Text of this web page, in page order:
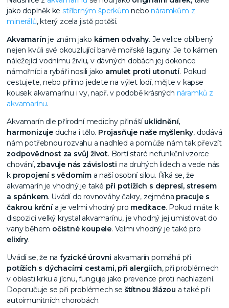
jako doplněk ke stříbrným šperkům nebo náramkům z
minerálů, který zcela jistě potěší.
Akvamarín je znám jako kámen odvahy. Je velice oblíbený
nejen kvůli své okouzlující barvě mořské laguny. Je to kámen
náležející vodnímu živlu, v dávných dobách jej dokonce
námořníci a rybáři nosili jako amulet proti utonutí. Pokud
cestujete, nebo přímo jedete na výlet lodí, mějte v kapse
kousek akvamarínu i vy, např. v podobě krásných náramků z
akvamarínu.
Akvamarín dle přírodní medicíny přinášíuklidnění,
harmonizujeducha i tělo. Projasňuje naše myšlenky, dodává
nám potřebnou rozvahu a nadhled a pomůže nám tak převzít
zodpovědnost za svůj život. Bortí staré nefunkční vzorce
chování, zbavuje nás závislosti na druhých lidech a vede nás
k propojení s vědomíma naší osobní silou. Říká se, že
akvamarín je vhodný je také při potížích s depresí, stresem
a spánkem. Uvádí do rovnováhy čakry, zejména pracuje s
čakrou krčnía je velmi vhodný pro meditace. Pokud máte k
dispozici velký krystal akvamarínu, je vhodný jej umisťovat do
vany během očistné koupele. Velmi vhodný je také pro
elixíry.
Uvádí se, že na fyzické úrovni akvamarín pomáhá při
potížích s dýchacími cestami, při alergiích, při problémech
v oblasti krku a jícnu, funguje jako prevence proti nachlazení.
Doporučuje se při problémech se štítnou žlázou a také při
autoimunitních chorobách.